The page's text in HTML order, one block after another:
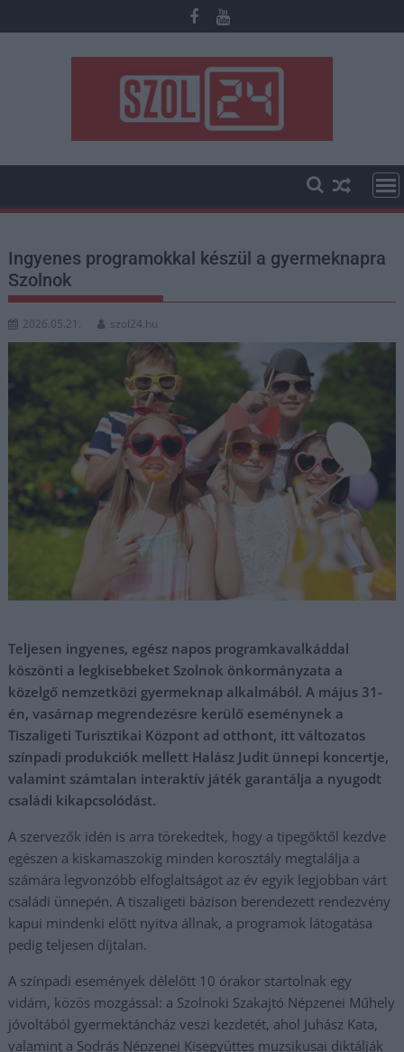
to
Ingyenes programokkal készül a gyermeknapra
Szolnok
2026.05.21. szol24.hu
Teljesen ingyenes, egész napos programkavalkáddal
köszönti a legkisebbeket Szolnok önkormányzata a
közelgő nemzetközi gyermeknap alkalmából. A május 31-
én, vasárnap megrendezésre kerülő eseménynek a
Tiszaligeti Turisztikai Központ ad otthont, itt változatos
színpadi produkciók mellett Halász Judit ünnepi koncertje,
valamint számtalan interaktív játék garantálja a nyugodt
családi kikapcsolódást.
A szervezők idén is arra törekedtek, hogy a tipegőktől kezdve
egészen a kiskamaszokig minden korosztály megtalálja a
számára legvonzóbb elfoglaltságot az év egyik legjobban várt
családi ünnepén. A tiszaligeti bázison berendezett rendezvény
kapui mindenki előtt nyitva állnak, a programok látogatása
pedig teljesen díjtalan.
A színpadi események délelőtt 10 órakor startolnak egy
vidám, közös mozgással: a Szolnoki Szakajtó Népzenei Műhely
jóvoltából gyermektáncház veszi kezdetét, ahol Juhász Kata,
valamint a Sodrás Népzenei Kisegyüttes muzsikusai diktálják